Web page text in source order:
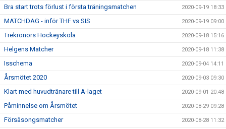
Bra start trots förlust i första träningsmatchen 2020-09-19 18:33
MATCHDAG - inför THF vs SIS 2020-09-19 09:00
Trekronors Hockeyskola 2020-09-18 15:16
Helgens Matcher 2020-09-18 11:38
Isschema 2020-09-04 14:11
Årsmötet 2020 2020-09-03 09:30
Klart med huvudtränare till A-laget 2020-09-01 20:48
Påminnelse om Årsmötet 2020-08-29 09:28
Försäsongsmatcher 2020-08-28 11:32